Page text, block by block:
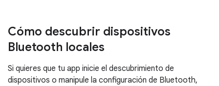
Cómo descubrir dispositivos
Bluetooth locales
Si quieres que tu app inicie el descubrimiento de
dispositivos o manipule la configuración de Bluetooth,